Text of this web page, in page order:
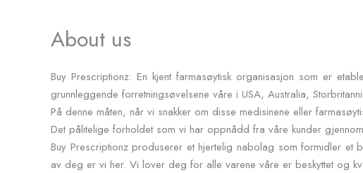
About us
Buy Prescriptionz: En kjent farmasøytisk organisasjon som er
grunnleggende forretningsøvelsene våre i USA, Australia,
På denne måten, når vi snakker om disse medisinene eller
Det pålitelige forholdet som vi har oppnådd fra våre kunder
Buy Prescriptionz produserer et hjertelig nabolag som formidler
av deg er vi her. Vi lover deg for alle varene våre er beskyttet og